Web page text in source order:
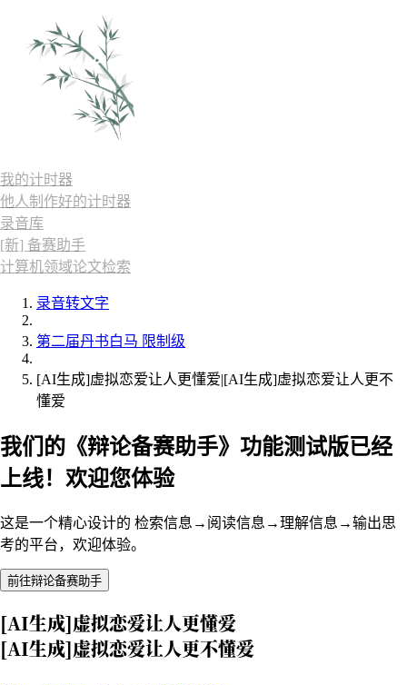
我的计时器
他人制作好的计时器
录音库
[新] 备赛助手
计算机领域论文检索
录音转文字
第二届丹书白马 限制级
[AI生成]虚拟恋爱让人更懂爱|[AI生成]虚拟恋爱让人更不
懂爱
我们的《辩论备赛助手》功能测试版已经
上线！欢迎您体验
这是一个精心设计的 检索信息→阅读信息→理解信息→输出思
考的平台，欢迎体验。
前往辩论备赛助手
[AI生成]虚拟恋爱让人更懂爱
[AI生成]虚拟恋爱让人更不懂爱